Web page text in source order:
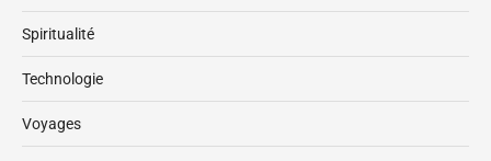
Spiritualité
Technologie
Voyages